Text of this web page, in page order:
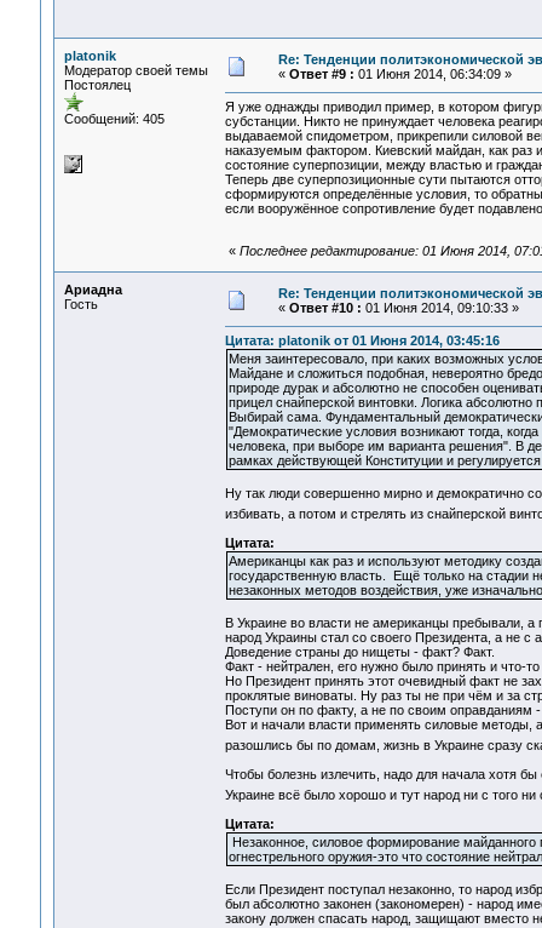
platonik
Модератор своей темы
Постоялец
Сообщений: 405
Re: Тенденции политэкономической
« Ответ #9 : 01 Июня 2014, 06:34:09 »
Я уже однажды приводил пример, в котором
субстанции. Никто не принуждает человека
выдаваемой спидометром, прикрепили силовой
наказуемым фактором. Киевский майдан, как раз
состояние суперпозиции, между властью и
Теперь две суперпозиционные сути пытаются
сформируются определённые условия, то
если вооружённое сопротивление будет
« Последнее редактирование: 01 Июня 2014,
Ариадна
Гость
Re: Тенденции политэкономической
« Ответ #10 : 01 Июня 2014, 09:10:33 »
Цитата: platonik от 01 Июня 2014, 03:45:16
Меня заинтересовало, при каких возможных
Майдане и сложиться подобная, невероятно
природе дурак и абсолютно не способен
прицел снайперской винтовки. Логика
Выбирай сама. Фундаментальный
"Демократические условия возникают тогда,
человека, при выборе им варианта решения". В
рамках действующей Конституции и
Ну так люди совершенно мирно и демократично
избивать, а потом и стрелять из снайперской
Цитата:
Американцы как раз и используют методику
государственную власть. Ещё только на стадии
незаконных методов воздействия, уже
В Украине во власти не американцы пребывали,
народ Украины стал со своего Президента, а не с
Доведение страны до нищеты - факт? Факт.
Факт - нейтрален, его нужно было принять и что-
Но Президент принять этот очевидный факт не
проклятые виноваты. Ну раз ты не при чём и за
Поступи он по факту, а не по своим оправданиям
Вот и начали власти применять силовые методы,
разошлись бы по домам, жизнь в Украине сразу
Чтобы болезнь излечить, надо для начала хотя
Украине всё было хорошо и тут народ ни с того
Цитата:
Незаконное, силовое формирование майданного
огнестрельного оружия-это что состояние
Если Президент поступал незаконно, то народ
был абсолютно законен (закономерен) - народ
закону должен спасать народ, защищают вместо